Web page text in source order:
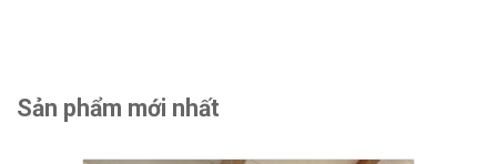
Sản phẩm mới nhất